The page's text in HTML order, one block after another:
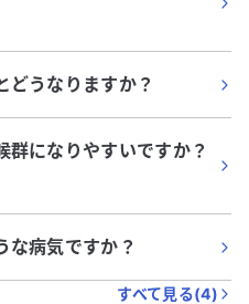
どうなりますか？
群になりやすいですか？
な病気ですか？
すべて見る(4)